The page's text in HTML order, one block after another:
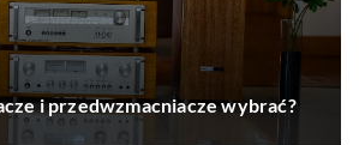
i przedwzmacniacze wybrać?